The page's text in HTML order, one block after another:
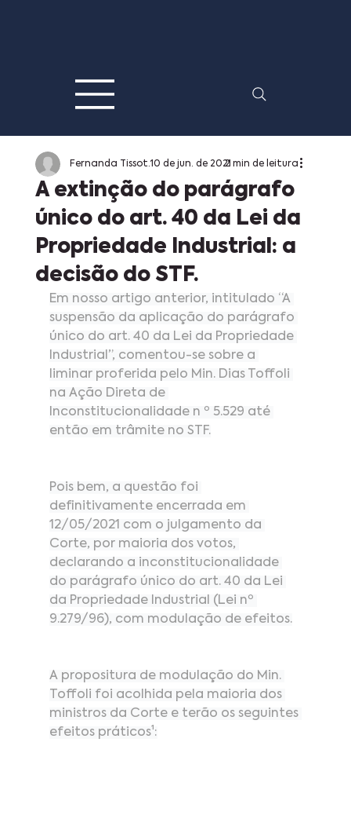
A extinção do parágrafo
único do art. 40 da Lei da
Propriedade Industrial: a
decisão do STF.
Fernanda Tissot 10 de jun. de 20212 min de leitura
Em nosso artigo anterior, intitulado “A
suspensão da aplicação do parágrafo
único do art. 40 da Lei da Propriedade
Industrial”, comentou-se sobre a
liminar proferida pelo Min. Dias Toffoli
na Ação Direta de
Inconstitucionalidade n º 5.529 até
então em trâmite no STF.
Pois bem, a questão foi
definitivamente encerrada em
12/05/2021 com o julgamento da
Corte, por maioria dos votos,
declarando a inconstitucionalidade
do parágrafo único do art. 40 da Lei
da Propriedade Industrial (Lei nº
9.279/96), com modulação de efeitos.
A propositura de modulação do Min.
Toffoli foi acolhida pela maioria dos
ministros da Corte e terão os seguintes
efeitos práticos¹: